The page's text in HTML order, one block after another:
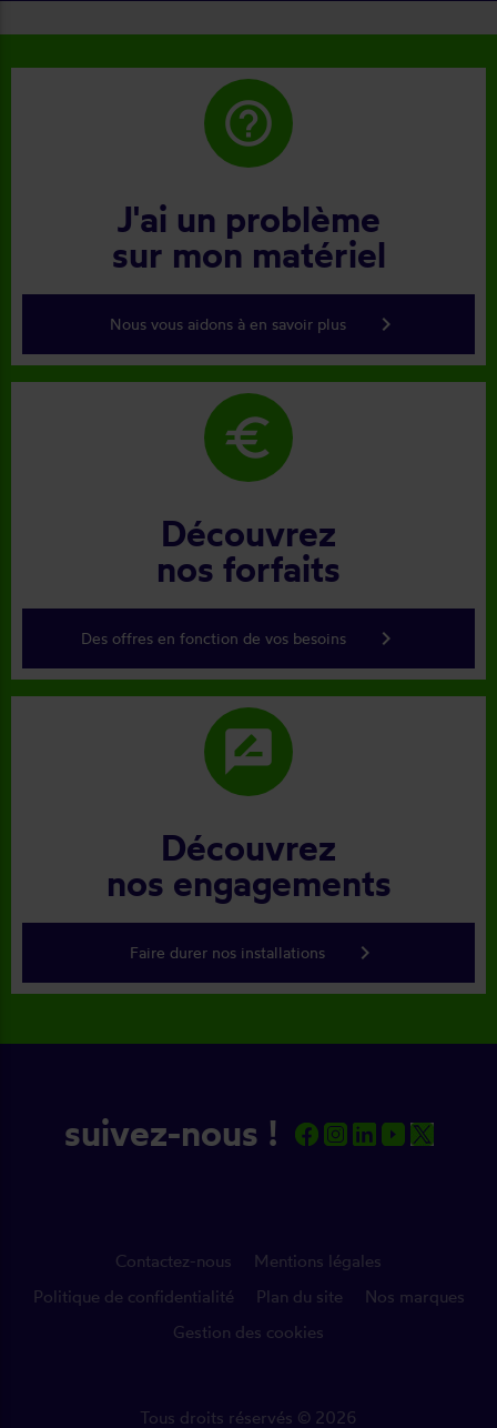
help_outline
J'ai un problème
sur mon matériel
Nous vous aidons à en savoir plus keyboard_arrow_right
euro
Découvrez
nos forfaits
Des offres en fonction de vos besoins keyboard_arrow_right
rate_review
Découvrez
nos engagements
Faire durer nos installations keyboard_arrow_right
suivez-nous !
Contactez-nous
Mentions légales
Politique de confidentialité
Plan du site
Nos marques
Gestion des cookies
Tous droits réservés © 2026